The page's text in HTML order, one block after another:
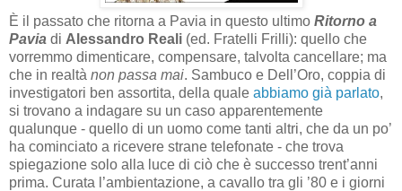
È il passato che ritorna a Pavia in questo ultimo Ritorno a
Pavia di Alessandro Reali (ed. Fratelli Frilli): quello che
vorremmo dimenticare, compensare, talvolta cancellare; ma
che in realtà non passa mai. Sambuco e Dell’Oro, coppia di
investigatori ben assortita, della quale abbiamo già parlato,
si trovano a indagare su un caso apparentemente
qualunque - quello di un uomo come tanti altri, che da un po’
ha cominciato a ricevere strane telefonate - che trova
spiegazione solo alla luce di ciò che è successo trent’anni
prima. Curata l’ambientazione, a cavallo tra gli ’80 e i giorni